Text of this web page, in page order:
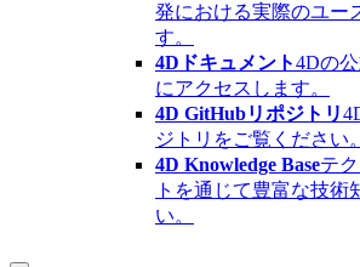
発における実際のユー
す。
4Dドキュメント4Dの
にアクセスします。
4D GitHubリポジトリ
ジトリをご覧ください。
4D Knowledge Baseテ
トを通じて豊富な技術
い。